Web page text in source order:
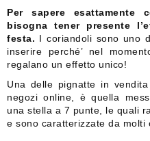
Per sapere esattamente
bisogna tener presente
festa. I coriandoli sono uno
inserire perché’ nel
regalano un effetto unico!
Una delle pignatte in
negozi online, è quella
una stella a 7 punte, le quali
e sono caratterizzate da molti